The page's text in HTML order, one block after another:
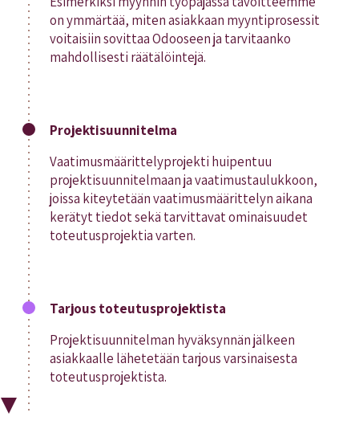
on ymmärtää, miten asiakkaan myyntiprosessit
voitaisiin sovittaa Odooseen ja tarvitaanko
mahdollisesti räätälöintejä.
Projektisuunnitelma
Vaatimusmäärittelyprojekti huipentuu
projektisuunnitelmaan ja vaatimustaulukkoon,
joissa kiteytetään vaatimusmäärittelyn aikana
kerätyt tiedot sekä tarvittavat ominaisuudet
toteutusprojektia varten.
Tarjous toteutusprojektista
Projektisuunnitelman hyväksynnän jälkeen
asiakkaalle lähetetään tarjous varsinaisesta
toteutusprojektista.